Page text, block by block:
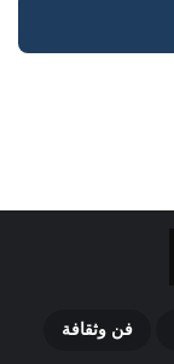
فن وثقافة